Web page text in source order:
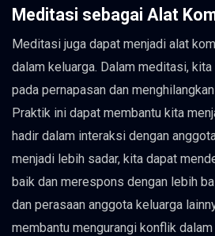
Meditasi sebagai Alat
Meditasi juga dapat menjadi alat
dalam keluarga. Dalam meditasi,
pada pernapasan dan
Praktik ini dapat membantu kita
hadir dalam interaksi dengan
menjadi lebih sadar, kita dapat
baik dan merespons dengan lebih
dan perasaan anggota keluarga
membantu mengurangi konflik